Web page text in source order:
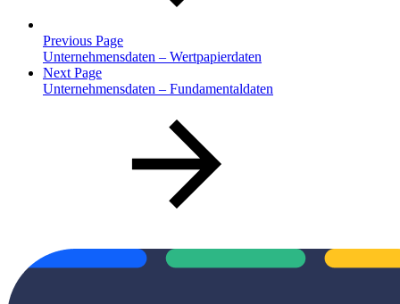
Previous Page
Unternehmensdaten – Wertpapierdaten
Next Page
Unternehmensdaten – Fundamentaldaten